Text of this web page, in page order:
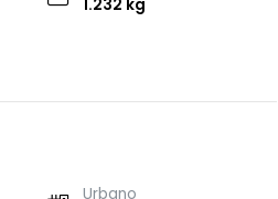
1.232 kg
Urbano